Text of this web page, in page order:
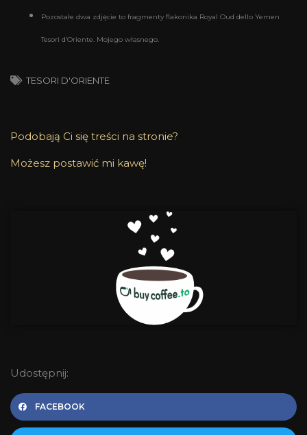
Pozostałe dwa zdjęcie to fragmenty flakonika Royal Oud dello Yemen
Tesori d’Oriente. Mojego własnego.
TESORI D'ORIENTE
Podobają Ci się treści na stronie?
Możesz postawić mi kawę!
Udostępnij:
FACEBOOK